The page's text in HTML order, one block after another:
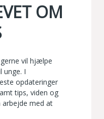
OM
vil hjælpe
unge. I
opdateringer
tips, viden og
arbejde med at